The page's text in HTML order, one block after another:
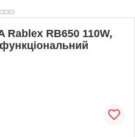
Rablex RB650 110W,